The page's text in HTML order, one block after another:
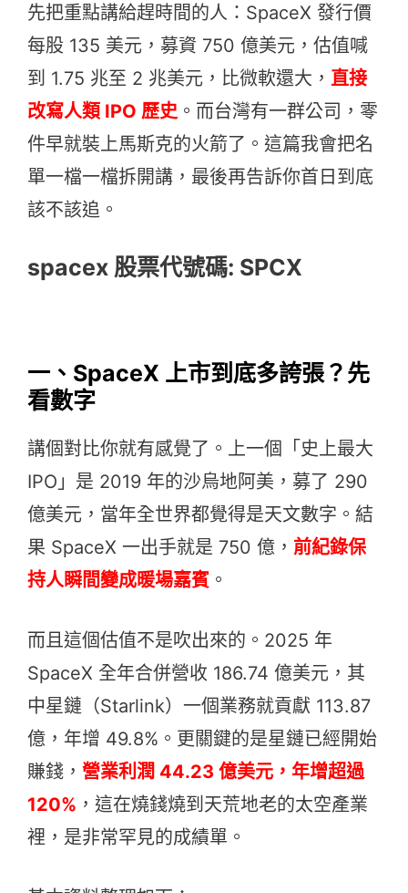
先把重點講給趕時間的人：SpaceX 發行價
每股 135 美元，募資 750 億美元，估值喊
到 1.75 兆至 2 兆美元，比微軟還大， 直接
改寫人類 IPO 歷史 。而台灣有一群公司，零
件早就裝上馬斯克的火箭了。這篇我會把名
單一檔一檔拆開講，最後再告訴你首日到底
該不該追。
spacex 股票代號碼: SPCX
一、SpaceX 上市到底多誇張？先
看數字
講個對比你就有感覺了。上一個「史上最大
IPO」是 2019 年的沙烏地阿美，募了 290
億美元，當年全世界都覺得是天文數字。結
果 SpaceX 一出手就是 750 億， 前紀錄保
持人瞬間變成暖場嘉賓 。
而且這個估值不是吹出來的。2025 年
SpaceX 全年合併營收 186.74 億美元，其
中星鏈（Starlink）一個業務就貢獻 113.87
億，年增 49.8%。更關鍵的是星鏈已經開始
賺錢， 營業利潤 44.23 億美元，年增超過
120% ，這在燒錢燒到天荒地老的太空產業
裡，是非常罕見的成績單。